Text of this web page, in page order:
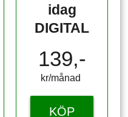
idag
DIGITAL
139,-
kr/månad ​​​​​​
KÖP